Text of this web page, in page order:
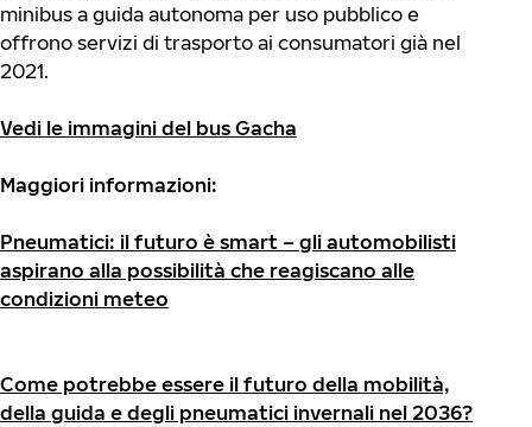
minibus a guida autonoma per uso pubblico e
offrono servizi di trasporto ai consumatori già nel
2021.
Vedi le immagini del bus Gacha
Maggiori informazioni:
Pneumatici: il futuro è smart – gli automobilisti
aspirano alla possibilità che reagiscano alle
condizioni meteo
Come potrebbe essere il futuro della mobilità,
della guida e degli pneumatici invernali nel 2036?